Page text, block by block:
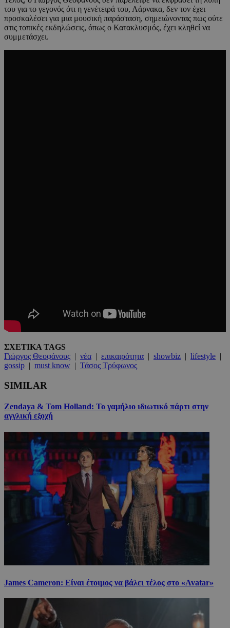
του για το γεγονός ότι η γενέτειρά του, Λάρνακα, δεν τον έχει
προσκαλέσει για μια μουσική παράσταση, σημειώνοντας πως ούτε
στις τοπικές εκδηλώσεις, όπως ο Κατακλυσμός, έχει κληθεί να
συμμετάσχει.
ΣΧΕΤΙΚΑ TAGS
Γιώργος Θεοφάνους | νέα | επικαιρότητα | showbiz | lifestyle |
gossip | must know | Τάσος Τρύφωνος
SIMILAR
Zendaya & Tom Holland: Το γαμήλιο ιδιωτικό πάρτι στην
αγγλική εξοχή
James Cameron: Είναι έτοιμος να βάλει τέλος στο «Avatar»